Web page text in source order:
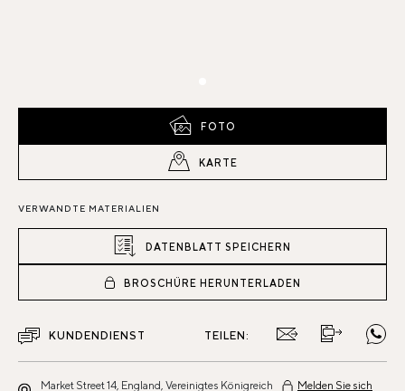
FOTO
KARTE
VERWANDTE MATERIALIEN
DATENBLATT SPEICHERN
BROSCHÜRE HERUNTERLADEN
KUNDENDIENST TEILEN:
Market Street 14, England, Vereinigtes Königreich
Melden Sie sich